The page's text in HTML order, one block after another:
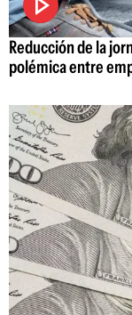
Reducción de la
polémica entre